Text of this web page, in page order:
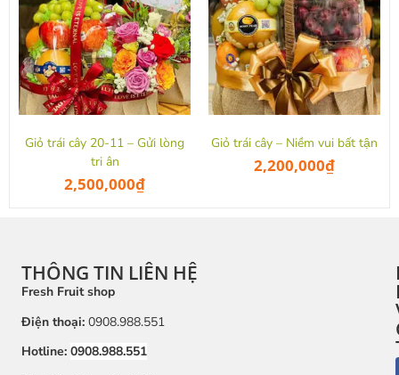
Giỏ trái cây 20-11 – Gửi lòng
tri ân
2,500,000₫
Giỏ trái cây – Niềm vui bất tận
2,200,000₫
THÔNG TIN LIÊN HỆ
Fresh Fruit shop
Điện thoại: 0908.988.551
Hotline: 0908.988.551